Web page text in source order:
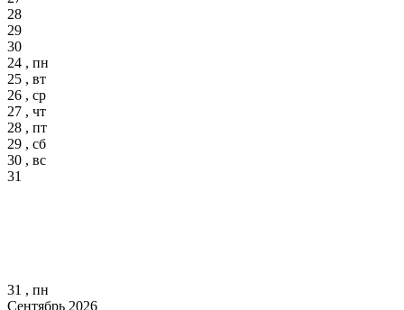
28
29
30
24 , пн
25 , вт
26 , ср
27 , чт
28 , пт
29 , сб
30 , вс
31
31 , пн
Сентябрь 2026